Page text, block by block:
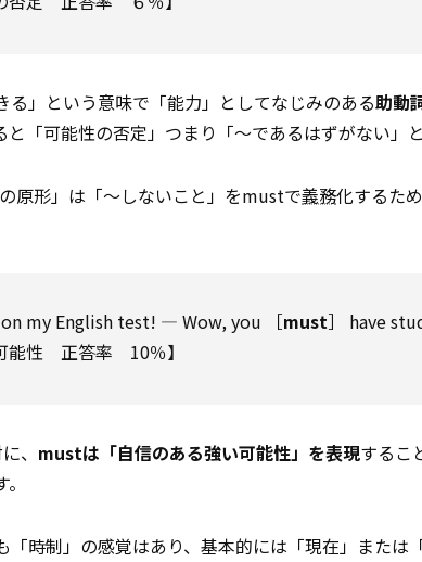
る」という意味で「能力」としてなじみのある助動
と「可能性の否定」つまり「～であるはずがない」
原形」は「～しないこと」をmustで義務化するた
my English test! — Wow, you ［must］ have
能性 正答率 10％】
、 mustは「自信のある強い可能性」を表現するこ
「時制」の感覚はあり、基本的には「現在」また